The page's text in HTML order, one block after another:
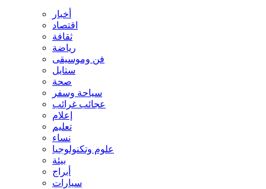
أخبار
اقتصاد
ثقافة
رياضة
فن وموسيقى
ستايل
صحة
سياحة وسفر
عجائب غرائب
إعلام
تعليم
نساء
علوم وتكنولوجيا
بيئة
أبراج
سيارات